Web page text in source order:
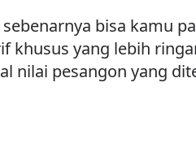
bisa kamu
khusus yang lebih
nilai pesangon yang